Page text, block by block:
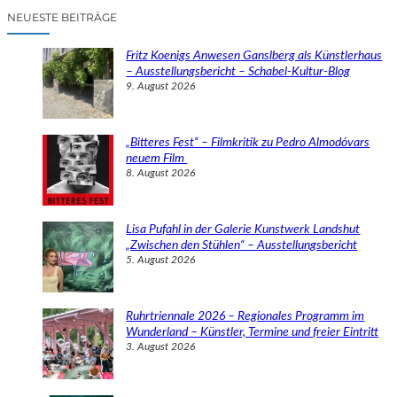
NEUESTE BEITRÄGE
Fritz Koenigs Anwesen Ganslberg als Künstlerhaus
– Ausstellungsbericht – Schabel-Kultur-Blog
9. August 2026
„Bitteres Fest“ – Filmkritik zu Pedro Almodóvars
neuem Film
8. August 2026
Lisa Pufahl in der Galerie Kunstwerk Landshut
„Zwischen den Stühlen“ – Ausstellungsbericht
5. August 2026
Ruhrtriennale 2026 – Regionales Programm im
Wunderland – Künstler, Termine und freier Eintritt
3. August 2026